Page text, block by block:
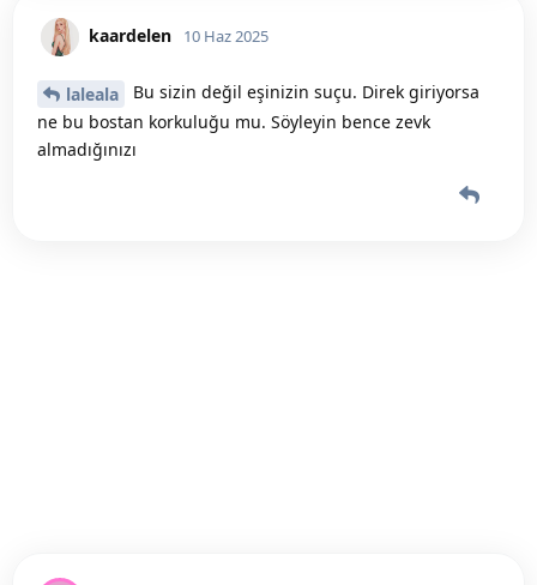
kaardelen 10 Haz 2025
laleala
Bu sizin değil eşinizin suçu. Direk giriyorsa
ne bu bostan korkuluğu mu. Söyleyin bence zevk
almadığınızı